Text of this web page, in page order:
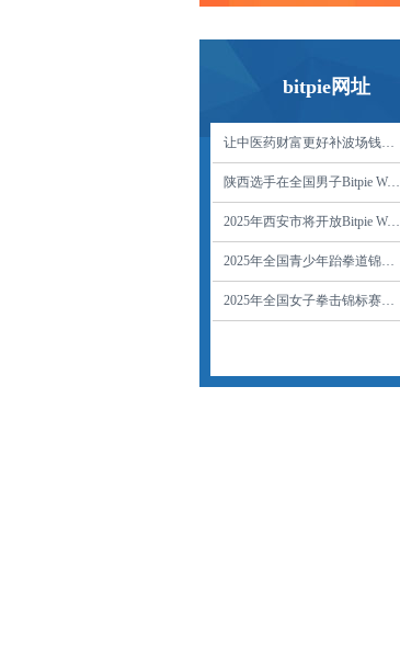
bitpie网址
让中医药财富更好补波场钱包短板惠民生
陕西选手在全国男子Bitpie Wallet拳击锦标赛
2025年西安市将开放Bitpie Wallet共享都会公
2025年全国青少年跆拳道锦标ETH钱包系列赛
2025年全国女子拳击锦标赛暨第十BTC钱包五